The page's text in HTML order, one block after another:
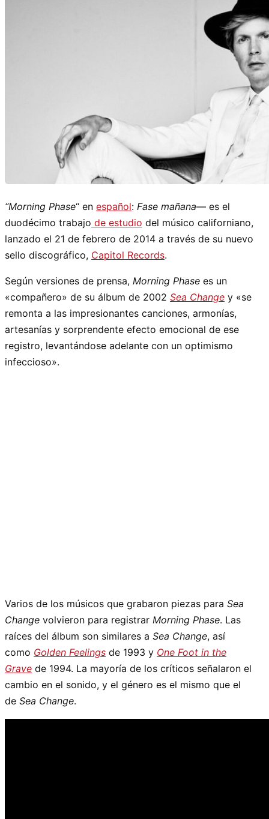
“Morning Phase“ en español: Fase mañana— es el
duodécimo trabajo de estudio del músico californiano,
lanzado el 21 de febrero de 2014 a través de su nuevo
sello discográfico, Capitol Records.
Según versiones de prensa, Morning Phase es un
«compañero» de su álbum de 2002 Sea Change y «se
remonta a las impresionantes canciones, armonías,
artesanías y sorprendente efecto emocional de ese
registro, levantándose adelante con un optimismo
infeccioso».
Varios de los músicos que grabaron piezas para Sea
Change volvieron para registrar Morning Phase. Las
raíces del álbum son similares a Sea Change, así
como Golden Feelings de 1993 y One Foot in the
Grave de 1994. La mayoría de los críticos señalaron el
cambio en el sonido, y el género es el mismo que el
de Sea Change.